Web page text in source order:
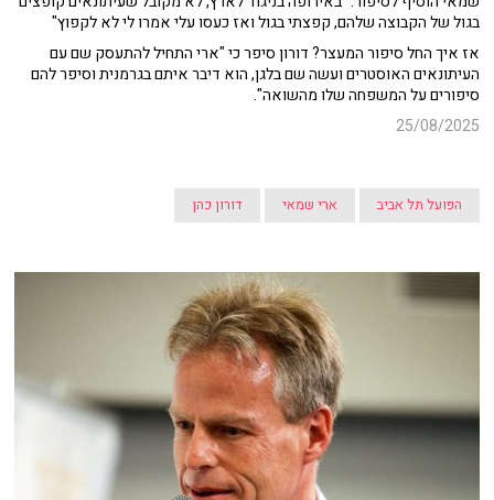
בגול של הקבוצה שלהם, קפצתי בגול ואז כעסו עלי אמרו לי לא לקפוץ"
אז איך החל סיפור המעצר? דורון סיפר כי "ארי התחיל להתעסק שם עם
העיתונאים האוסטרים ועשה שם בלגן, הוא דיבר איתם בגרמנית וסיפר להם
סיפורים על המשפחה שלו מהשואה".
25/08/2025
הפועל תל אביב ארי שמאי דורון כהן